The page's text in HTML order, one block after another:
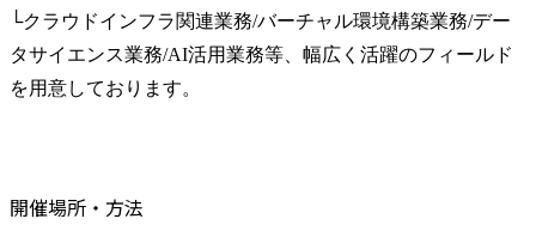
└クラウドインフラ関連業務/バーチャル環境構築業務/デー
タサイエンス業務/AI活用業務等、幅広く活躍のフィールド
を用意しております。
開催場所・方法